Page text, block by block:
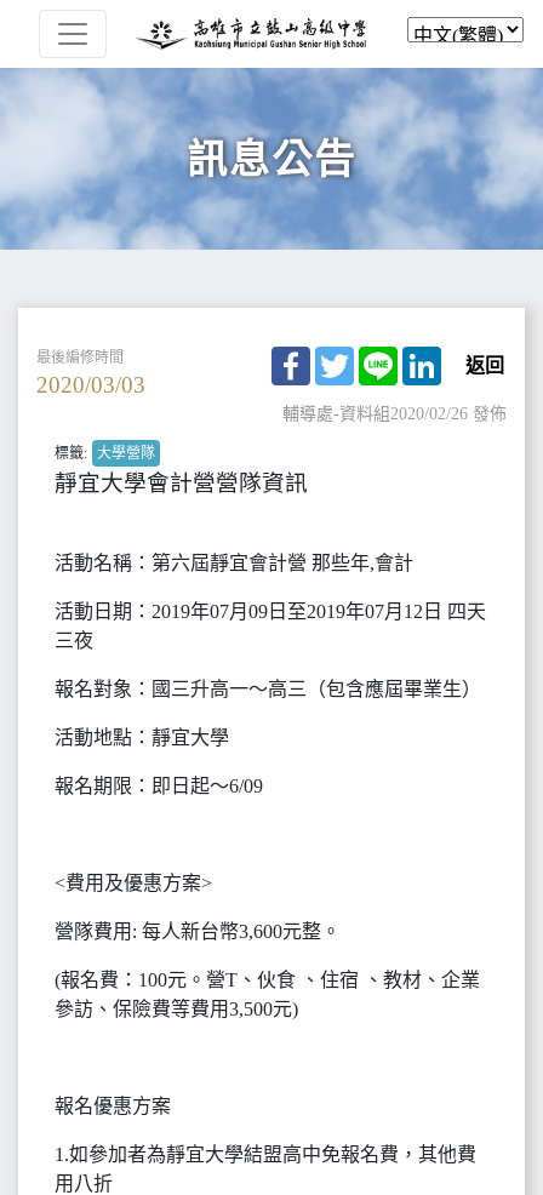
訊息公告
最後編修時間
2020/03/03
Facebook
TwitterLine LinkedIn
返回
輔導處-資料組2020/02/26 發佈
標籤: 大學營隊
靜宜大學會計營營隊資訊
活動名稱：第六屆靜宜會計營 那些年,會計
活動日期：2019年07月09日至2019年07月12日 四天
三夜
報名對象：國三升高一～高三（包含應屆畢業生）
活動地點：靜宜大學
報名期限：即日起～6/09
<費用及優惠方案>
營隊費用: 每人新台幣3,600元整。
(報名費：100元。營T、伙食 、住宿 、教材、企業
參訪、保險費等費用3,500元)
報名優惠方案
1.如參加者為靜宜大學結盟高中免報名費，其他費
用八折